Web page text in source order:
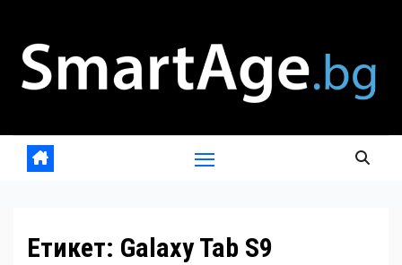
content
Етикет: Galaxy Tab S9